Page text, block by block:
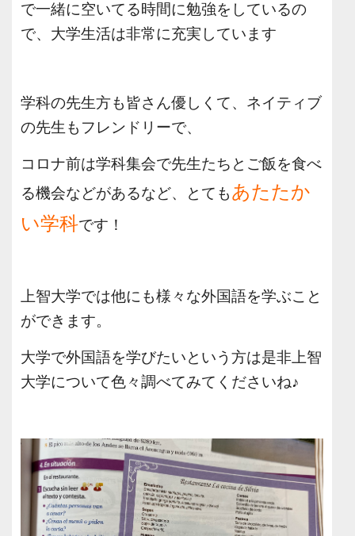
で一緒に空いてる時間に勉強をしているの
で、大学生活は非常に充実しています
学科の先生方も皆さん優しくて、ネイティブ
の先生もフレンドリーで、
コロナ前は学科集会で先生たちとご飯を食べ
る機会などがあるなど、とてもあたたか
い学科です！
上智大学では他にも様々な外国語を学ぶこと
ができます。
大学で外国語を学びたいという方は是非上智
大学について色々調べてみてくださいね♪